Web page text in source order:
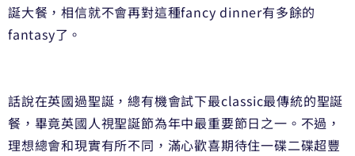
誕大餐，相信就不會再對這種fancy dinner有多餘的
fantasy了。
話說在英國過聖誕，總有機會試下最classic最傳統的聖誕
餐，畢竟英國人視聖誕節為年中最重要節日之一。不過，
理想總會和現實有所不同，滿心歡喜期待住一碟二碟超豐